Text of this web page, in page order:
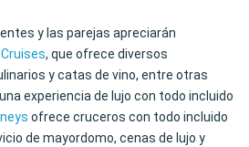
y las parejas apreciarán
, que ofrece diversos
y catas de vino, entre otras
experiencia de lujo con todo incluido
ofrece cruceros con todo incluido
de mayordomo, cenas de lujo y